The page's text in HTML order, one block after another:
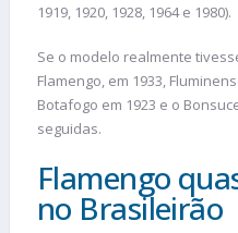
1919, 1920, 1928, 1964 e 1980).
Se o modelo realmente
Flamengo, em 1933,
Botafogo em 1923 e o
seguidas.
Flamengo
no Brasileirão